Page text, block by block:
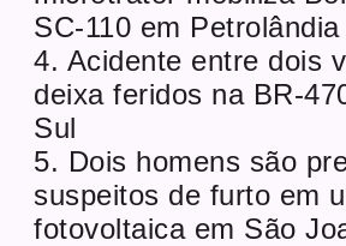
SC-110 em Petrolândia
4. Acidente entre dois
deixa feridos na BR-
Sul
5. Dois homens são
suspeitos de furto em
fotovoltaica em São